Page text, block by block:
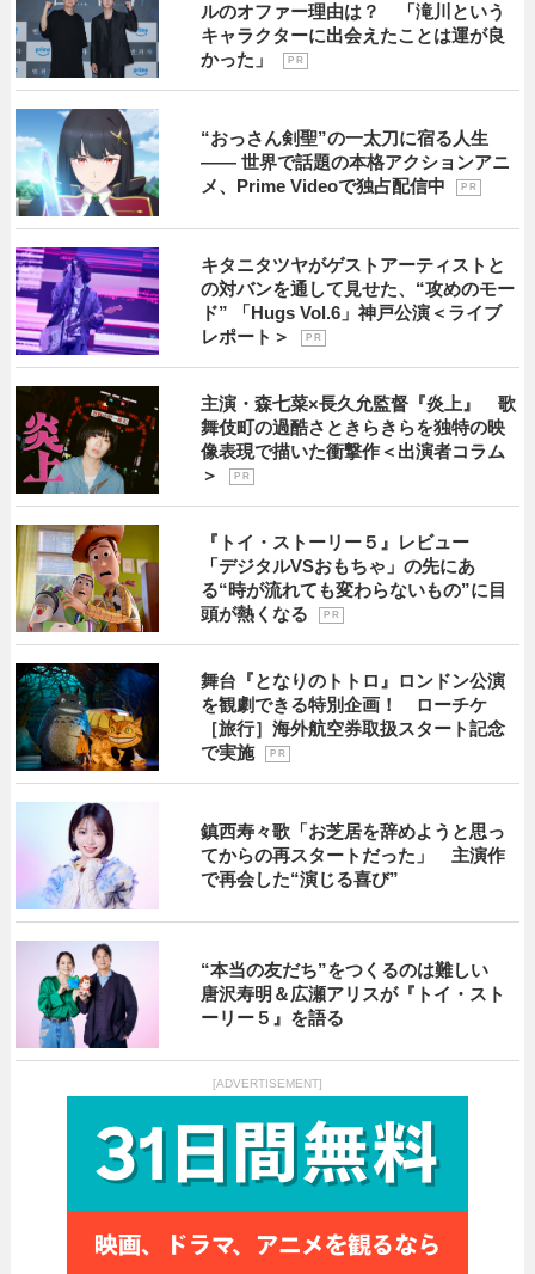
ルのオファー理由は？ 「滝川という
キャラクターに出会えたことは運が良
かった」
P R
“おっさん剣聖”の一太刀に宿る人生
―― 世界で話題の本格アクションアニ
メ、Prime Videoで独占配信中
P R
キタニタツヤがゲストアーティストと
の対バンを通して見せた、“攻めのモー
ド” 「Hugs Vol.6」神戸公演＜ライブ
レポート＞
P R
主演・森七菜×長久允監督『炎上』 歌
舞伎町の過酷さときらきらを独特の映
像表現で描いた衝撃作＜出演者コラム
＞
P R
『トイ・ストーリー５』レビュー
「デジタルVSおもちゃ」の先にあ
る“時が流れても変わらないもの”に目
頭が熱くなる
P R
舞台『となりのトトロ』ロンドン公演
を観劇できる特別企画！ ローチケ
［旅行］海外航空券取扱スタート記念
で実施
P R
鎮西寿々歌「お芝居を辞めようと思っ
てからの再スタートだった」 主演作
で再会した“演じる喜び”
“本当の友だち”をつくるのは難しい
唐沢寿明＆広瀬アリスが『トイ・スト
ーリー５』を語る
[ADVERTISEMENT]